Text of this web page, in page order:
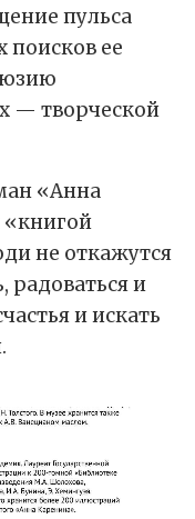
пульса
ее
— творческой
«Анна
не откажутся
радоваться и
и искать